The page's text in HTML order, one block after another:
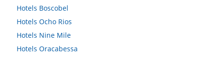
Hotels Boscobel
Hotels Ocho Rios
Hotels Nine Mile
Hotels Oracabessa